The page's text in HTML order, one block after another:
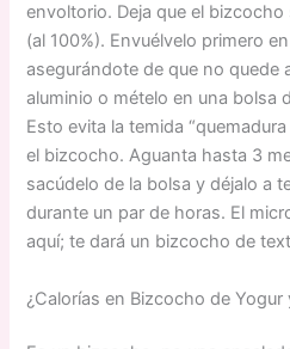
envoltorio. Deja que el
(al 100%). Envuélvelo primero
asegurándote de que no quede
aluminio o mételo en una bolsa
Esto evita la temida
el bizcocho. Aguanta hasta 3
sacúdelo de la bolsa y déjalo a
durante un par de horas. El
aquí; te dará un bizcocho de
¿Calorías en Bizcocho de Yogur